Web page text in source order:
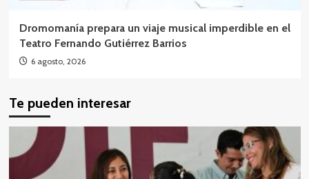
Dromomanía prepara un viaje musical imperdible en el
Teatro Fernando Gutiérrez Barrios
6 agosto, 2026
Te pueden interesar